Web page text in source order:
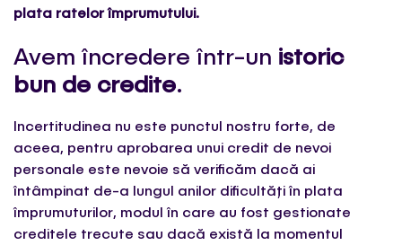
plata ratelor împrumutului.
Avem încredere într-un istoric
bun de credite.
Incertitudinea nu este punctul nostru forte, de
aceea, pentru aprobarea unui credit de nevoi
personale este nevoie să verificăm dacă ai
întâmpinat de-a lungul anilor dificultăți în plata
împrumuturilor, modul în care au fost gestionate
creditele trecute sau dacă există la momentul